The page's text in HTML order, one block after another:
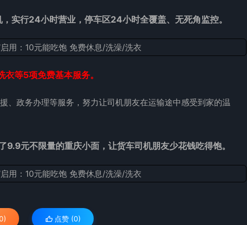
实行24小时营业，停车区24小时全覆盖、无死角监控。
等5项免费基本服务。
、政务办理等服务，努力让司机朋友在运输途中感受到家的温
元不限量的重庆小面，让货车司机朋友少花钱吃得饱。
点赞 (0)